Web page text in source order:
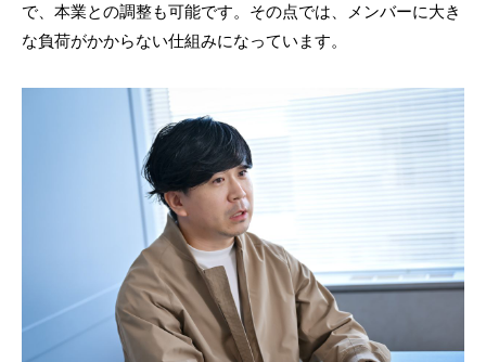
で、本業との調整も可能です。その点では、メンバーに大き
な負荷がかからない仕組みになっています。